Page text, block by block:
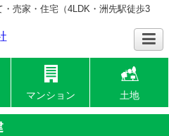
売家・住宅（4LDK・洲先駅徒歩3
マンション 土地